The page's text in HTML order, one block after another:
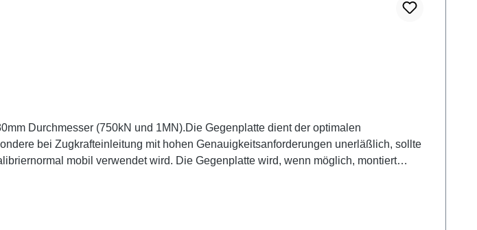
Durchmesser (750kN und 1MN).Die Gegenplatte dient der optimalen
bei Zugkrafteinleitung mit hohen Genauigkeitsanforderungen unerläßlich, sollte
mobil verwendet wird. Die Gegenplatte wird, wenn möglich, montiert